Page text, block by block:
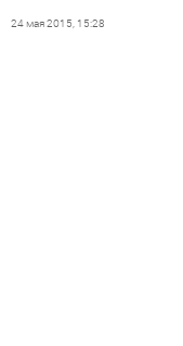
24 мая 2015, 15:28